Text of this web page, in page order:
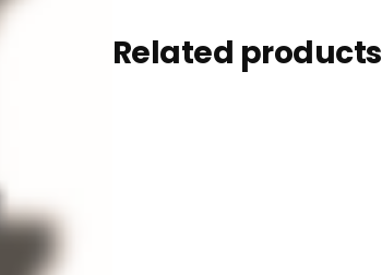
Related products